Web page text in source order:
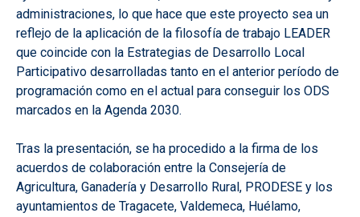
administraciones, lo que hace que este proyecto sea un
reflejo de la aplicación de la filosofía de trabajo LEADER
que coincide con la Estrategias de Desarrollo Local
Participativo desarrolladas tanto en el anterior período de
programación como en el actual para conseguir los ODS
marcados en la Agenda 2030.
Tras la presentación, se ha procedido a la firma de los
acuerdos de colaboración entre la Consejería de
Agricultura, Ganadería y Desarrollo Rural, PRODESE y los
ayuntamientos de Tragacete, Valdemeca, Huélamo,